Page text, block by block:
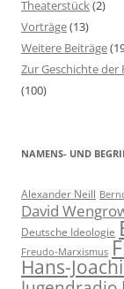
Theaterstück(2)
Vorträge(13)
Weitere Beiträge
Zur Geschichte der
(100)
NAMENS- UND
Alexander Neill
David
Deutsche Ideologie
Freudo-Marxismus
Hans-